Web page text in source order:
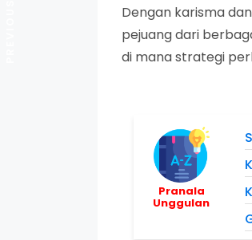
Dengan karisma
pejuang dari
di mana strategi
Pranala
Unggulan